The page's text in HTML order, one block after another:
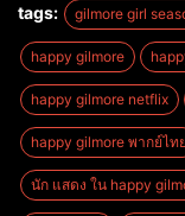
tags: gilmore girl
happy gilmore
happy gilmore netflix
happy gilmore พากย์ไทย
นัก แสดง ใน happy